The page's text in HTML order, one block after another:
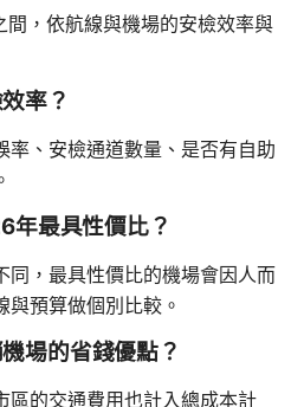
間，依航線與機場的安檢效率與
率？
率、安檢通道數量、是否有自助
年最具性價比？
同，最具性價比的機場會因人而
預算做個別比較。
場的省錢優點？
區的交通費用也計入總成本計